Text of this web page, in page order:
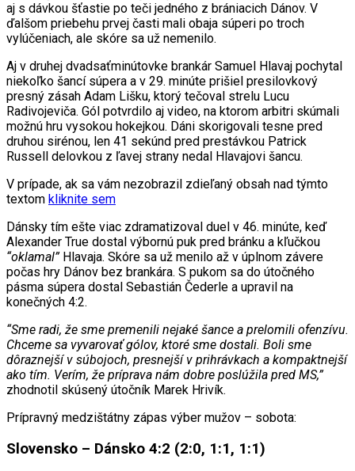
aj s dávkou šťastie po teči jedného z brániacich Dánov. V
ďalšom priebehu prvej časti mali obaja súperi po troch
vylúčeniach, ale skóre sa už nemenilo.
Aj v druhej dvadsaťminútovke brankár Samuel Hlavaj pochytal
niekoľko šancí súpera a v 29. minúte prišiel presilovkový
presný zásah Adam Lišku, ktorý tečoval strelu Lucu
Radivojeviča. Gól potvrdilo aj video, na ktorom arbitri skúmali
možnú hru vysokou hokejkou. Dáni skorigovali tesne pred
druhou sirénou, len 41 sekúnd pred prestávkou Patrick
Russell delovkou z ľavej strany nedal Hlavajovi šancu.
V prípade, ak sa vám nezobrazil zdieľaný obsah nad týmto
textom kliknite sem
Dánsky tím ešte viac zdramatizoval duel v 46. minúte, keď
Alexander True dostal výbornú puk pred bránku a kľučkou
“oklamal”Hlavaja. Skóre sa už menilo až v úplnom závere
počas hry Dánov bez brankára. S pukom sa do útočného
pásma súpera dostal Sebastián Čederle a upravil na
konečných 4:2.
“Sme radi, že sme premenili nejaké šance a prelomili ofenzívu.
Chceme sa vyvarovať gólov, ktoré sme dostali. Boli sme
dôraznejší v súbojoch, presnejší v prihrávkach a kompaktnejší
ako tím. Verím, že príprava nám dobre poslúžila pred MS,”
zhodnotil skúsený útočník Marek Hrivík.
Prípravný medzištátny zápas výber mužov – sobota:
Slovensko – Dánsko 4:2 (2:0, 1:1, 1:1)